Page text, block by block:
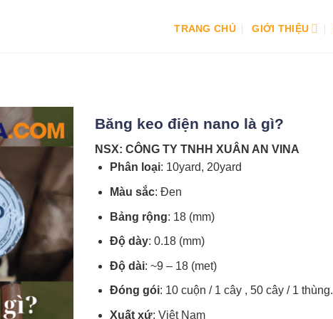
TRANG CHỦ GIỚI THIỆU
Băng keo điện nano là gì?
NSX: CÔNG TY TNHH XUÂN AN VINA
Phân loại: 10yard, 20yard
Màu sắc: Đen
Bảng rộng: 18 (mm)
Độ dày: 0.18 (mm)
Độ dài: ~9 – 18 (met)
Đóng gói: 10 cuộn / 1 cây , 50 cây / 1 thùng.
Xuất xứ: Việt Nam